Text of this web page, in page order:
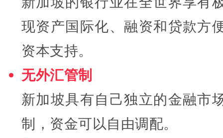
现资产国际化、融资和贷款方
资本支持。
无外汇管制
新加坡具有自己独立的金融市
制，资金可以自由调配。